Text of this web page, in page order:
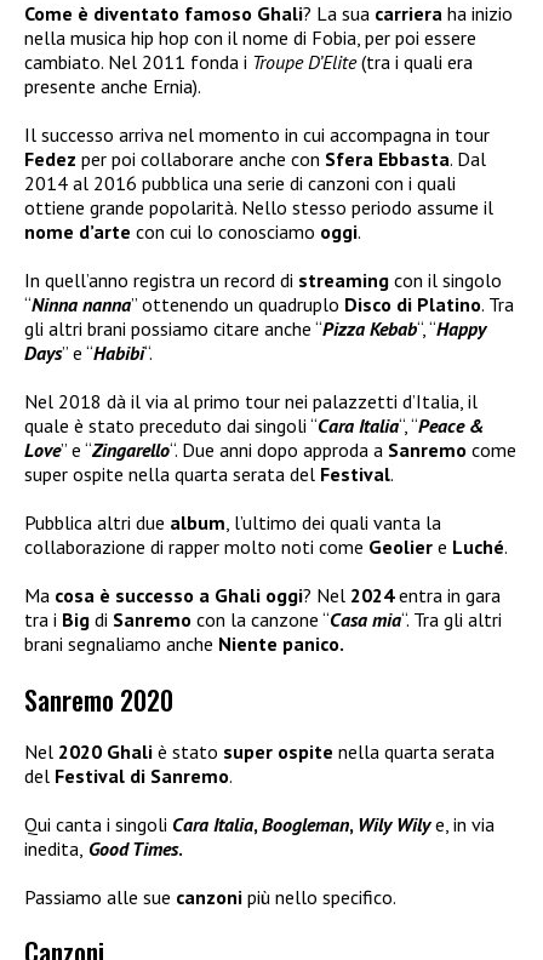
Come è diventato famoso Ghali? La sua carriera ha inizio
nella musica hip hop con il nome di Fobia, per poi essere
cambiato. Nel 2011 fonda i Troupe D’Elite(tra i quali era
presente anche Ernia).
Il successo arriva nel momento in cui accompagna in tour
Fedez per poi collaborare anche con Sfera Ebbasta. Dal
2014 al 2016 pubblica una serie di canzoni con i quali
ottiene grande popolarità. Nello stesso periodo assume il
nome d’arte con cui lo conosciamo oggi.
In quell’anno registra un record di streaming con il singolo
“Ninna nanna” ottenendo un quadruplo Disco di Platino. Tra
gli altri brani possiamo citare anche “Pizza Kebab“, “Happy
Days” e “Habibi“.
Nel 2018 dà il via al primo tour nei palazzetti d’Italia, il
quale è stato preceduto dai singoli “Cara Italia“, “Peace &
Love” e “Zingarello“. Due anni dopo approda a Sanremo come
super ospite nella quarta serata del Festival.
Pubblica altri due album, l’ultimo dei quali vanta la
collaborazione di rapper molto noti come Geolier e Luché.
Ma cosa è successo a Ghali oggi? Nel 2024entra in gara
tra i Big di Sanremo con la canzone “Casa mia“. Tra gli altri
brani segnaliamo anche Niente panico.
Sanremo 2020
Nel 2020 Ghali è stato super ospite nella quarta serata
del Festival di Sanremo.
Qui canta i singoli Cara Italia, Boogleman, Wily Wilye, in via
inedita, Good Times.
Passiamo alle sue canzoni più nello specifico.
Canzoni